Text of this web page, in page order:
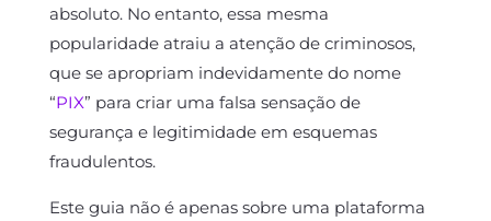
absoluto. No entanto, essa mesma
popularidade atraiu a atenção de criminosos,
que se apropriam indevidamente do nome
“PIX” para criar uma falsa sensação de
segurança e legitimidade em esquemas
fraudulentos.
Este guia não é apenas sobre uma plataforma